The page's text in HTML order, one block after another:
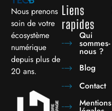
Nous prenons
soin de votre
écosystème
numérique
depuis plus de
20 ans.
Liens
rapides
Qui
sommes-
nous ?
Blog
Contact
Mentions